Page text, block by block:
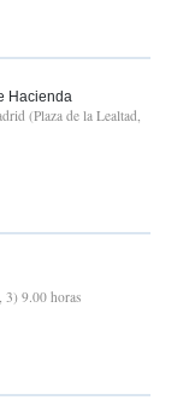
Hacienda
(Plaza de la Lealtad,
3) 9.00 horas